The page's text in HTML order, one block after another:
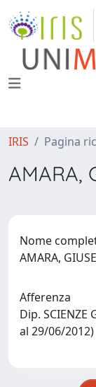
IRIS Pagina
AMARA,
Nome
AMARA,
Afferenza
Dip.
al 29/06/2012)